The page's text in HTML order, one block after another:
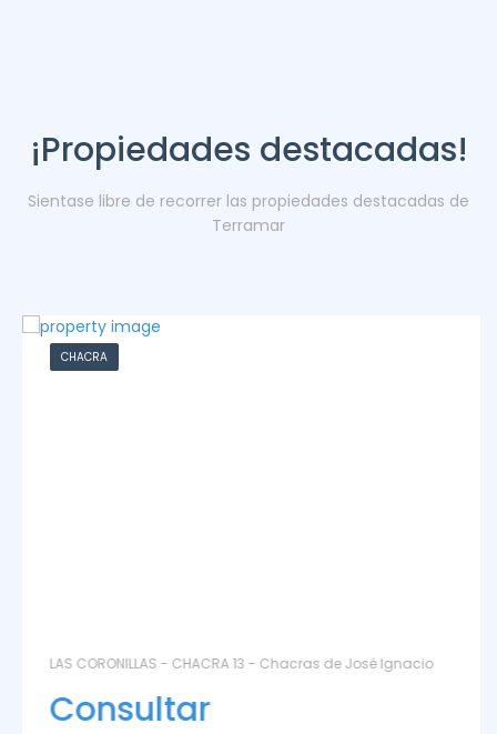
¡Propiedades destacadas!
Sientase libre de recorrer las propiedades destacadas de
Terramar
CHACRA
LAS CORONILLAS - CHACRA 13 - Chacras de José Ignacio
Consultar